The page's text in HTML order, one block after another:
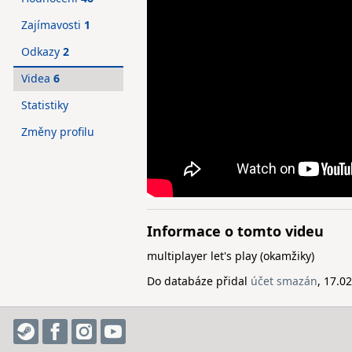
Informace o tomto videu
multiplayer let's play (okamžiky)
Do databáze přidal účet smazán,
Zajímavosti 1
Odkazy 2
Videa 6
Statistiky
Změny profilu